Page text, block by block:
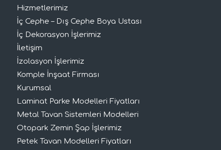
Hizmetlerimiz
İç Cephe – Dış Cephe Boya Ustası
İç Dekorasyon İşlerimiz
İletişim
İzolasyon İşlerimiz
Komple İnşaat Firması
Kurumsal
Laminat Parke Modelleri Fiyatları
Metal Tavan Sistemleri Modelleri
Otopark Zemin Şap İşlerimiz
Petek Tavan Modelleri Fiyatları